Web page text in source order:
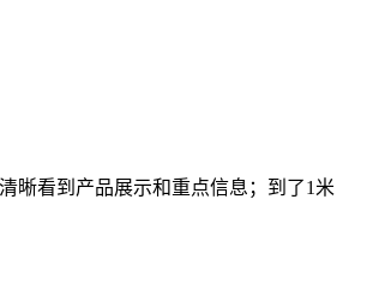
晰看到产品展示和重点信息；到了1米